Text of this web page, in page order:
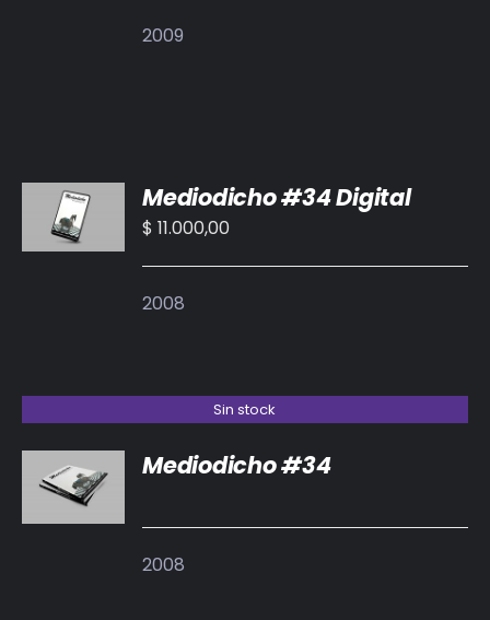
2009
AL
CARRITO
/
Mediodicho #34 Digital
$ 11.000,00
2008
Sin stock
DETALLES
Mediodicho #34
2008